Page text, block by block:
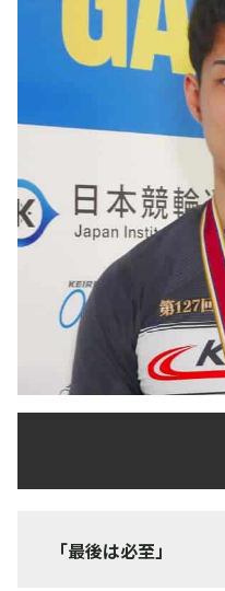
「最後は必至」